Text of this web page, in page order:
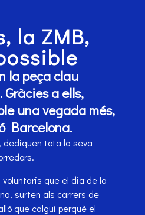
la ZMB,
la peça clau
a ells,
una vegada més,
Barcelona.
dediquen tota la seva
que el dia de la
surten als carrers de
que calgui perquè el